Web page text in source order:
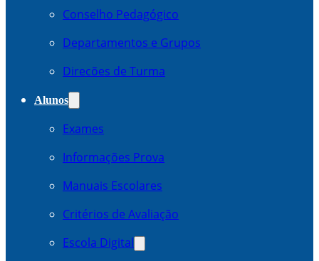
Conselho Pedagógico
Departamentos e Grupos
Direcões de Turma
Alunos
Exames
Informações Prova
Manuais Escolares
Critérios de Avaliação
Escola Digital